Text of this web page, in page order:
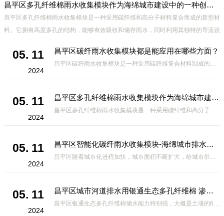
昌平区多孔纤维棉雨水收集模块作为海绵城市建设中的一种创新材料
昌平区多孔纤维棉雨水收集模块是一种采用碳纤维和高分子材料复合而成的新型材
料。它拥有高度多孔的结构，能够有效吸收和储存雨水，同时利用其独特的导流设
05. 11
2024
昌平区碳纤雨水收集模块都是能应用在哪些方面？
昌平区碳纤雨水收集模块是一种采用碳纤维复合材料制成的雨水收集装置，具有*、环保、可持续等诸多优点。这种模块的设计独特，结构轻巧且强度高，耐腐蚀，能够在各种环境条件下稳定运行。其广泛的应用领域不仅体现在城市规
05. 11
2024
昌平区多孔纤维棉雨水收集模块作为海绵城市建设中的一种创新材料
昌平区多孔纤维棉雨水收集模块是一种采用碳纤维和高分子材料复合而成的新型材料。它拥有高度多孔的结构，能够有效吸收和储存雨水，同时利用其独特的导流设计，将雨水迅速排出，有效防止城市内涝的发生。此外，该材料还具有
05. 11
2024
昌平区智能化碳纤雨水收集模块-海绵城市排水蓄水系统的优选项
昌平区随着城市化进程加快，城市面积不断扩大，给城市带来的问题也随之增加。其中之一就是水资源的短缺。雨水收集是一种解决城市水资源短缺的有效途径。在雨水收集技术中，智能化碳纤雨水收集模块的出现，为解决城市水资源
05. 11
2024
昌平区城市河道排水用银通生态多孔纤维棉 渗透性好重量轻
昌平区银通生态多孔纤维棉储水能力特别强，大概是土壤的6倍，所以在下暴雨或者是严重的雨雪天气时，能将降水量很好的吸收掉，到了天气晴朗之后又会将这些水分蒸发到空气中。这种材料在绿化环保上能起到很大的作用，能够大